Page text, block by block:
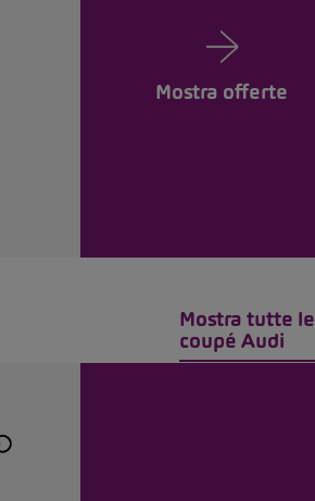
Mostra offerte
Mostra tutte le
coupé Audi